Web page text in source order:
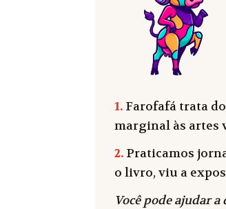
1. Farofafá trata
marginal às artes
2. Praticamos
o livro, viu a
Você pode ajudar